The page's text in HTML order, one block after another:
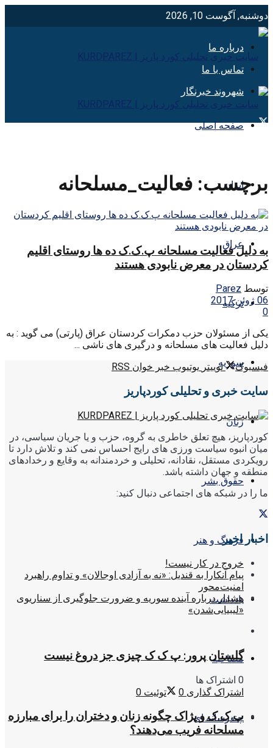
دوشنبه, آگوست 10, 2026
درباره ما
تماس با ما
شهروند خبرنگار
صفحه اصلی
ایران
عراق
ترکیه
سوریه
زنان
حقوق بشر
فرهنگ و هنر
یادداشت
مصاحبه
چندرسانه ای
برچسب: فعالیت_مسلحانه
به دلیل فعالیت مسلحانه پ.ک.ک ده ها روستای اقلیم
کردستان در معرض نابودی هستند
توسط Parez
06 ژوئن 2017
0
یکی از مسئولان حزب دمکرات کردستان عراق (پارتی) می گوید : به
دلیل فعالیت های مسلحانه و درگیری های ناشی ...
فیسبوک
توییتر یوتیوب خبر خوان RSS
سایت خبری و تحلیلی کوردپاریز
کوردپاریز، هیچ تعلق خاطری به گروه، حزب و یا جریان سیاسی، در
میان انبوه سیاست ورزی های رایج احساس نمی کند و تلاش دارد تا
رویکردی مستقل، نقادانه، تحلیلی و خردمندانه به وقایع و رخدادهای
منطقه و جهان داشته باشد.
ما را در شبکه های اجتماعی دنبال کنید:
اخبار اخیر
خروج در کار نیست!
پیام آنکارا به قندیل: «نه به آزادی اوجالان» و تداوم راهبرد
امنیت‌محور
هشدار درباره آینده سوریه و ضرورت جلوگیری از سناریوی
«لیبیایی‌شدن»
گلستان پرور: پ ک ک چیزی جز دروغ نیست
0 اشتراک ها
اشتراک گذاری 0 توئیت 0
پ.ک.ک و پژاک چگونه زنان و دختران را برای مبارزه
مسلحانه فریب می‌دهند؟